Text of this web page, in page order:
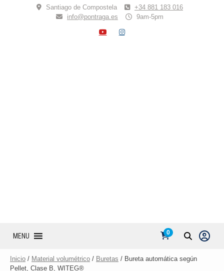
Santiago de Compostela
+34 881 183 016
info@pontraga.es
9am-5pm
YOUTUBE
INSTAGRAM
MENU 0
Inicio / Material volumétrico / Buretas / Bureta automática según
Pellet, Clase B, WITEG®